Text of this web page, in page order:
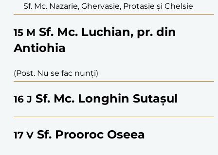
Sf. Mc. Nazarie, Ghervasie, Protasie și Chelsie
15 M Sf. Mc. Luchian, pr. din
Antiohia
(Post. Nu se fac nunți)
16 J Sf. Mc. Longhin Sutașul
17 V Sf. Prooroc Oseea